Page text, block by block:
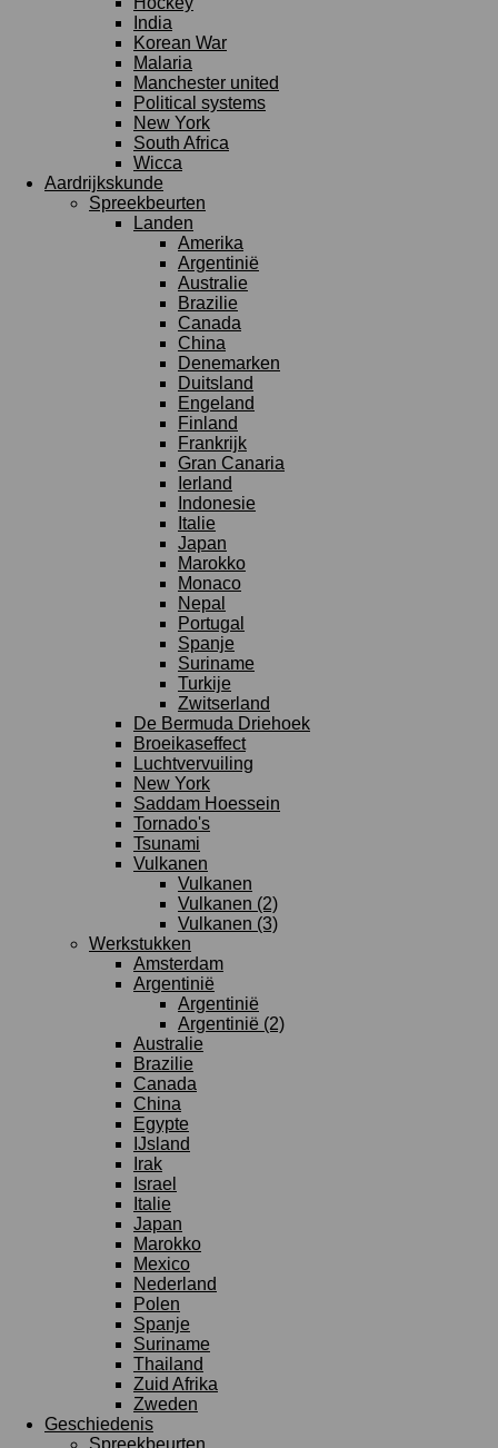
India
Korean War
Malaria
Manchester united
Political systems
New York
South Africa
Wicca
Aardrijkskunde
Spreekbeurten
Landen
Amerika
Argentinië
Australie
Brazilie
Canada
China
Denemarken
Duitsland
Engeland
Finland
Frankrijk
Gran Canaria
Ierland
Indonesie
Italie
Japan
Marokko
Monaco
Nepal
Portugal
Spanje
Suriname
Turkije
Zwitserland
De Bermuda Driehoek
Broeikaseffect
Luchtvervuiling
New York
Saddam Hoessein
Tornado's
Tsunami
Vulkanen
Vulkanen
Vulkanen (2)
Vulkanen (3)
Werkstukken
Amsterdam
Argentinië
Argentinië
Argentinië (2)
Australie
Brazilie
Canada
China
Egypte
IJsland
Irak
Israel
Italie
Japan
Marokko
Mexico
Nederland
Polen
Spanje
Suriname
Thailand
Zuid Afrika
Zweden
Geschiedenis
Spreekbeurten